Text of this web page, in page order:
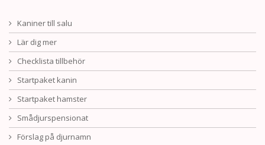
Kaniner till salu
Lär dig mer
Checklista tillbehör
Startpaket kanin
Startpaket hamster
Smådjurspensionat
Förslag på djurnamn